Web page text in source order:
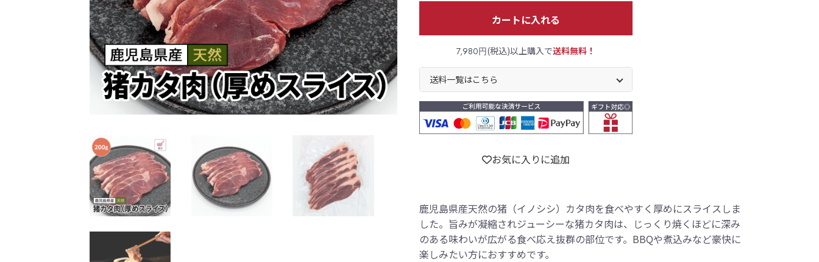
カートに入れる
7,980円(税込)以上購入で送料無料！
送料一覧はこちら
お気に入りに追加
鹿児島県産天然の猪（イノシシ）カタ肉を食べやすく厚めにスライスしま
した。旨みが凝縮されジューシーな猪カタ肉は、じっくり焼くほどに深み
のある味わいが広がる食べ応え抜群の部位です。BBQや煮込みなど豪快に
楽しみたい方におすすめです。